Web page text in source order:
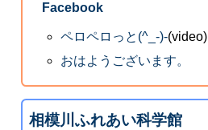
Facebook
ペロペロっと(^_-)-(video)
おはようございます。
相模川ふれあい科学館